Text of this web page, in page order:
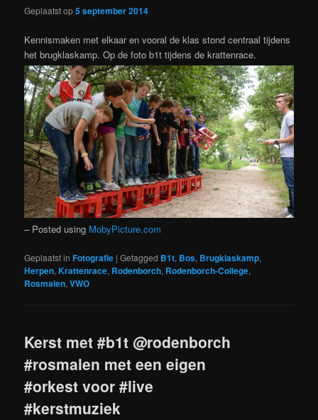
Geplaatst op5 september 2014
Kennismaken met elkaar en vooral de klas stond centraal tijdens
het brugklaskamp. Op de foto b1t tijdens de krattenrace.
– Posted using MobyPicture.com
Geplaatst in Fotografie |Getagged B1t, Bos, Brugklaskamp,
Herpen,Krattenrace, Rodenborch, Rodenborch-College,
Rosmalen,VWO
Kerst met #b1t @rodenborch
#rosmalen met een eigen
#orkest voor #live
#kerstmuziek